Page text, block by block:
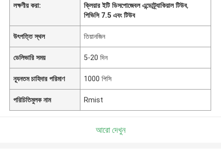
লক্ষণীয় করা:
ক্লিয়ার ইটি ডিসপোজেবল এন্ডোট্র্যাকিয়াল টিউব,
পিভিসি 7.5 এবং টিউব
উৎপত্তি স্থল তিয়ানজিন
ডেলিভারি সময় 5-20 দিন
ন্যূনতম চাহিদার পরিমাণ 1000 পিসি
পরিচিতিমুলক নাম Rmist
আরো দেখুন